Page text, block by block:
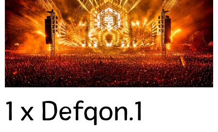
1 x Defqon.1